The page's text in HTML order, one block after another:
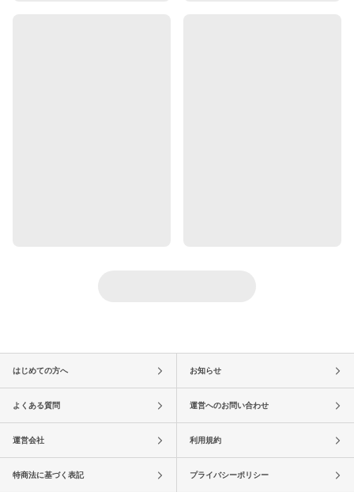
はじめての方へ お知らせ
よくある質問 運営へのお問い合わせ
運営会社 利用規約
特商法に基づく表記 プライバシーポリシー